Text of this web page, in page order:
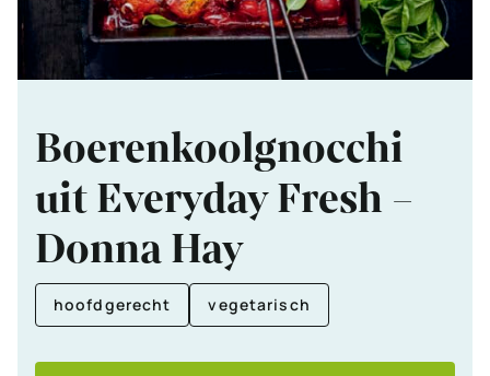
Boerenkoolgnocchi
uit Everyday Fresh –
Donna Hay
hoofdgerecht vegetarisch